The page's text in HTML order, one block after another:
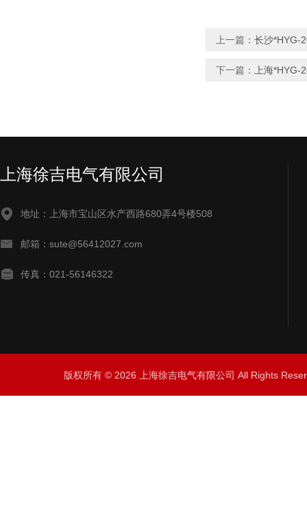
上一篇： 长沙*HYG-
下一篇： 上海
上海徐吉电气有限公司
地址：上海市宝山区水产西路680弄4号楼508
邮箱：sute@56412027.com
传真：021-56146322
版权所有 © 2026 上海徐吉电气有限公司 All Rights